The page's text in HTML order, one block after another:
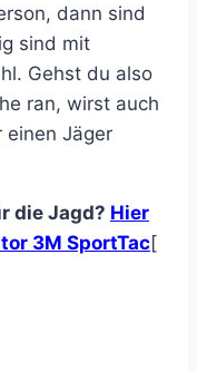
dann sind
sind mit
Gehst du also
ran, wirst auch
einen Jäger
die Jagd? Hier
3M SportTac[